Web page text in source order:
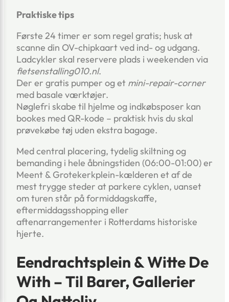
Praktiske tips
Første 24 timer er som regel gratis; husk at
scanne din OV-chipkaart ved ind- og udgang.
Ladcykler skal reservere plads i weekenden via
fietsenstalling010.nl.
Der er gratis pumper og et mini-repair-corner
med basale værktøjer.
Nøglefri skabe til hjelme og indkøbsposer kan
bookes med QR-kode – praktisk hvis du skal
prøvekøbe tøj uden ekstra bagage.
Med central placering, tydelig skiltning og
bemanding i hele åbningstiden (06:00-01:00) er
Meent & Grotekerkplein-kælderen et af de
mest trygge steder at parkere cyklen, uanset
om turen står på formiddagskaffe,
eftermiddagsshopping eller
aftenarrangementer i Rotterdams historiske
hjerte.
Eendrachtsplein & Witte De
With – Til Barer, Gallerier